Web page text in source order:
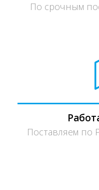
По срочным
Поставляем по